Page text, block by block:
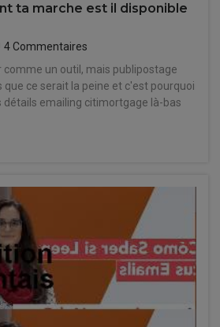
ta marche est il disponible
4 Commentaires
comme un outil, mais publipostage
que ce serait la peine et c'est pourquoi
détails emailing citimortgage là-bas